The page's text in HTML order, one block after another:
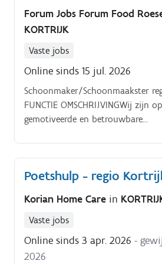
Forum Jobs Forum Food
KORTRIJK
Vaste jobs
Online sinds 15 jul. 2026
Schoonmaker/Schoonmaakster
FUNCTIE OMSCHRIJVINGWij zijn
gemotiveerde en betrouwbare
van een winkel in regio Kortrijk.
Poetshulp - regio
Korian Home Care in
Vaste jobs
Online sinds 3 apr. 2026 -
2026